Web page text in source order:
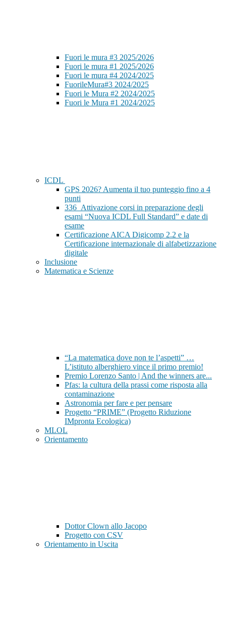
Fuori le mura #3 2025/2026
Fuori le mura #1 2025/2026
Fuori le mura #4 2024/2025
FuorileMura#3 2024/2025
Fuori le Mura #2 2024/2025
Fuori le Mura #1 2024/2025
ICDL
GPS 2026? Aumenta il tuo punteggio fino a 4
punti
336_Attivazione corsi in preparazione degli
esami “Nuova ICDL Full Standard” e date di
esame
Certificazione AICA Digicomp 2.2 e la
Certificazione internazionale di alfabetizzazione
digitale
Inclusione
Matematica e Scienze
“La matematica dove non te l’aspetti” …
L’istituto alberghiero vince il primo premio!
Premio Lorenzo Santo | And the winners are...
Pfas: la cultura della prassi come risposta alla
contaminazione
Astronomia per fare e per pensare
Progetto “PRIME” (Progetto Riduzione
IMpronta Ecologica)
MLOL
Orientamento
Dottor Clown allo Jacopo
Progetto con CSV
Orientamento in Uscita